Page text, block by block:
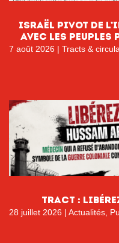
Israël PIVOT DE
avec les
7 août 2026 | Tracts &
tract :
28 juillet 2026 | Actualités